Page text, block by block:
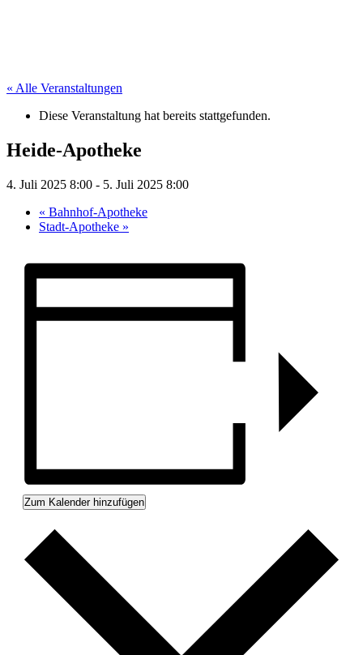
« Alle Veranstaltungen
Diese Veranstaltung hat bereits stattgefunden.
Heide-Apotheke
4. Juli 2025 8:00 - 5. Juli 2025 8:00
« Bahnhof-Apotheke
Stadt-Apotheke »
Zum Kalender hinzufügen